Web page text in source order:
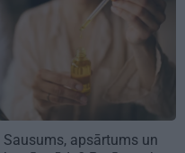
Sausums, apsārtums un